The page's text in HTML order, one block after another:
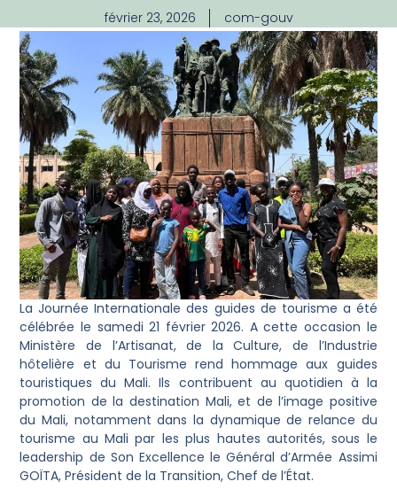
février 23, 2026 com-gouv
La Journée Internationale des guides de tourisme a été
célébrée le samedi 21 février 2026. A cette occasion le
Ministère de l’Artisanat, de la Culture, de l’Industrie
hôtelière et du Tourisme rend hommage aux guides
touristiques du Mali. Ils contribuent au quotidien à la
promotion de la destination Mali, et de l’image positive
du Mali, notamment dans la dynamique de relance du
tourisme au Mali par les plus hautes autorités, sous le
leadership de Son Excellence le Général d’Armée Assimi
GOÏTA, Président de la Transition, Chef de l’État.